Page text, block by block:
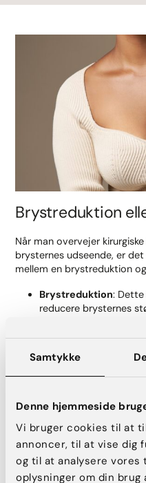
Samtykke
Denne hjemmeside
Vi bruger cookies til at
annoncer, til at vise dig
og til at analysere vores
oplysninger om din brug
Brystreduktion
Når man overvejer
brysternes udseende, er
mellem en brystreduktion
Brystreduktion: Dette
reducere brysternes
gener forbundet med
resten af kroppen.
og forme hængende
ungdommeligt
Valget mellem de to
og ønsker. Nogle kvinder
indgreb for at opnå det